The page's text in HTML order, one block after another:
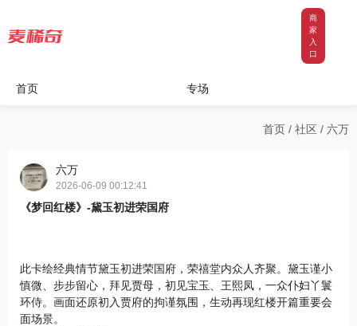
商
家
入
口
首页 专场
首页 / 社区 / 六万
六万
2026-06-09 00:12:41
《梦回红楼》-黛玉初进荣国府
此卡绘经典情节黛玉初进荣国府，荣禧堂内众人齐聚。黛玉谨小
慎微、步步留心，拜见贾母，初见宝玉、王熙凤，一众仆妇丫鬟
环侍。画面还原初入贾府的拘谨氛围，生动再现红楼开篇重要会
面场景。